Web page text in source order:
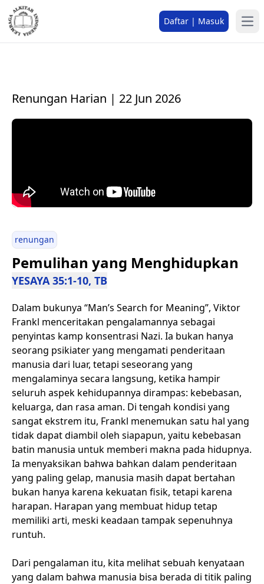
Daftar | Masuk
Renungan Harian | 22 Jun 2026
renungan
Pemulihan yang Menghidupkan
YESAYA 35:1-10, TB
Dalam bukunya “Man’s Search for Meaning”, Viktor
Frankl menceritakan pengalamannya sebagai
penyintas kamp konsentrasi Nazi. Ia bukan hanya
seorang psikiater yang mengamati penderitaan
manusia dari luar, tetapi seseorang yang
mengalaminya secara langsung, ketika hampir
seluruh aspek kehidupannya dirampas: kebebasan,
keluarga, dan rasa aman. Di tengah kondisi yang
sangat ekstrem itu, Frankl menemukan satu hal yang
tidak dapat diambil oleh siapapun, yaitu kebebasan
batin manusia untuk memberi makna pada hidupnya.
Ia menyaksikan bahwa bahkan dalam penderitaan
yang paling gelap, manusia masih dapat bertahan
bukan hanya karena kekuatan fisik, tetapi karena
harapan. Harapan yang membuat hidup tetap
memiliki arti, meski keadaan tampak sepenuhnya
runtuh.
Dari pengalaman itu, kita melihat sebuah kenyataan
yang dalam bahwa manusia bisa berada di titik paling